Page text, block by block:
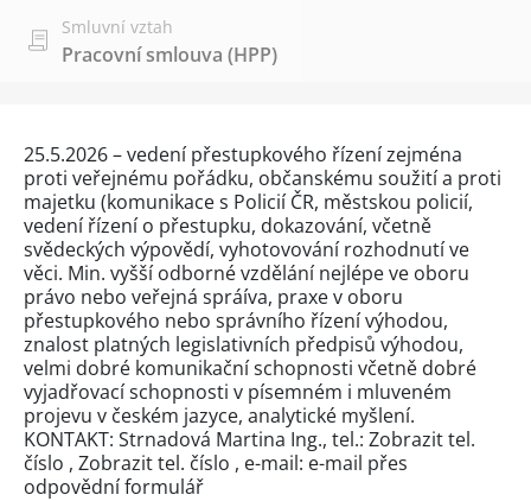
Smluvní vztah
Pracovní smlouva (HPP)
25.5.2026 – vedení přestupkového řízení zejména
proti veřejnému pořádku, občanskému soužití a proti
majetku (komunikace s Policií ČR, městskou policií,
vedení řízení o přestupku, dokazování, včetně
svědeckých výpovědí, vyhotovování rozhodnutí ve
věci. Min. vyšší odborné vzdělání nejlépe ve oboru
právo nebo veřejná spráíva, praxe v oboru
přestupkového nebo správního řízení výhodou,
znalost platných legislativních předpisů výhodou,
velmi dobré komunikační schopnosti včetně dobré
vyjadřovací schopnosti v písemném i mluveném
projevu v českém jazyce, analytické myšlení.
KONTAKT: Strnadová Martina Ing., tel.: Zobrazit tel.
číslo , Zobrazit tel. číslo , e-mail: e-mail přes
odpovědní formulář